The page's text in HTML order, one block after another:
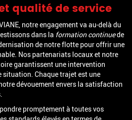
qualité de service
notre engagement va au-delà du
dans la formation continuede
de notre flotte pour offrir une
Nos partenariats locaux et notre
garantissent une intervention
situation. Chaque trajet est une
dévouement envers la satisfaction
promptement à toutes vos